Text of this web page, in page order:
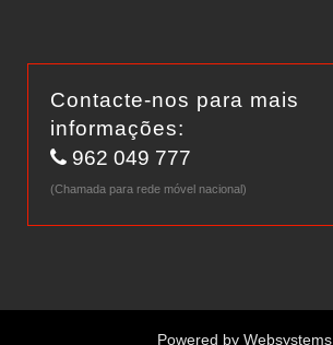
Contacte-nos para mais
informações:
962 049 777
(Chamada para rede móvel nacional)
Powered by Websystems